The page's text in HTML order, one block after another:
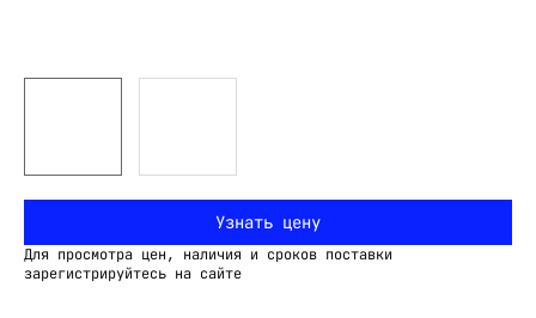
Узнать цену
Для просмотра цен, наличия и сроков поставки
зарегистрируйтесь на сайте